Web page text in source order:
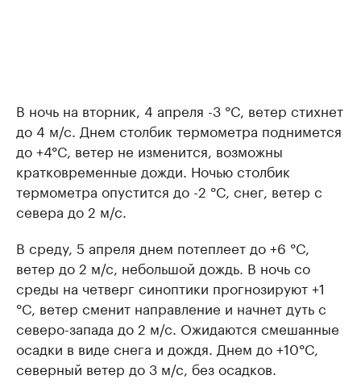
В ночь на вторник, 4 апреля -3 °C, ветер стихнет
до 4 м/с. Днем столбик термометра поднимется
до +4°C, ветер не изменится, возможны
кратковременные дожди. Ночью столбик
термометра опустится до -2 °C, снег, ветер с
севера до 2 м/с.
В среду, 5 апреля днем потеплеет до +6 °C,
ветер до 2 м/с, небольшой дождь. В ночь со
среды на четверг синоптики прогнозируют +1
°C, ветер сменит направление и начнет дуть с
северо-запада до 2 м/с. Ожидаются смешанные
осадки в виде снега и дождя. Днем до +10°C,
северный ветер до 3 м/с, без осадков.